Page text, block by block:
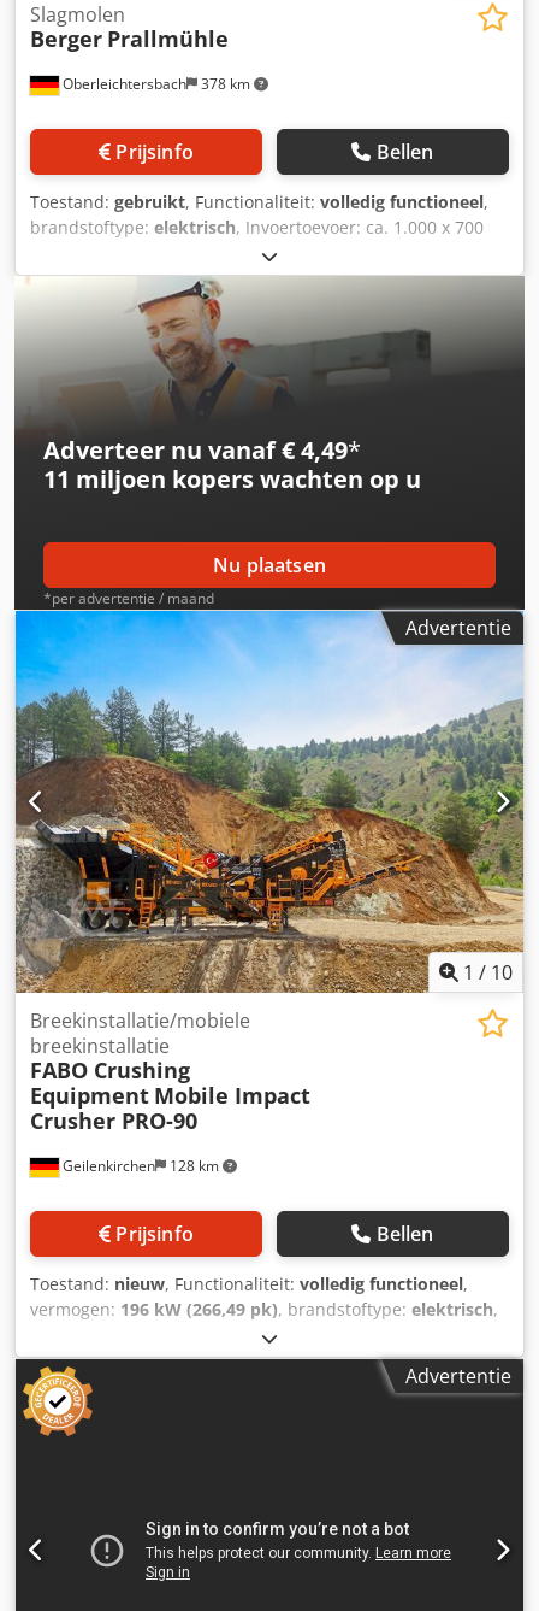
Oberleichtersbach 378 km
Slagmolen
Berger Prallmühle
Prijsinfo Bellen
Toestand: gebruikt, Functionaliteit: volledig functioneel,
brandstoftype: elektrisch, Invoertoevoer: ca. 1.000 x 700
mm Cjdpfozr D H Njx Adyerf Rotordiameter x -breedte: 600
x 1.000 mm Elektrische aandrijving: 37 kW Semi-mobiel
stalen frame met invoer- en uitvoerbak.
Adverteer nu vanaf € 4,49*
11 miljoen koperswachten op u
Nu plaatsen
*per advertentie / maand
Advertentie
1 / 10
Geilenkirchen 128 km
Breekinstallatie/mobiele
breekinstallatie
FABO Crushing
Equipment Mobile Impact
Crusher PRO-90
Prijsinfo Bellen
Toestand: nieuw, Functionaliteit: volledig functioneel,
vermogen: 196 kW (266,49 pk), brandstoftype: elektrisch,
2026, *Al onze producten worden
met zorg vervaardigd en geleverd met 1 jaar garantie!
*Installatie en operatortraining GRATIS De FABO PRO Serie
is een mobiel gesloten-circuit breekinstallatie die
bijzonder geschikt is voor kalksteen en andere
variabel, afhankelijk van het toegevoerde materiaal en de
uiteindelijke productafmetingen. * Alle apparatuur is
gemonteerd op één speciaal, zwaar uitgevoerde
Advertentie